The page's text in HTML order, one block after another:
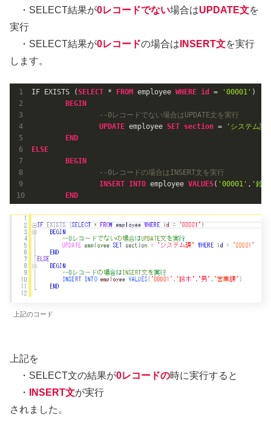
・SELECT結果が0レコードでない場合はUPDATE文を
実行
・SELECT結果が0レコードの場合は INSERT文を実行
します。
IF EXISTS (SELECT * FROM employee WHERE id = '00001' )
BEGIN
--0レコードでない場合はUPDATE文を実行
UPDATE employee SET section =
'システム課'
END
ELSE
BEGIN
--0レコードの場合はINSERT文を実行
INSERT INTO employee VALUES( '00001' , '鈴
END
上記のコード
上記を
・SELECT文の結果が0レコードの時に実行すると
・
INSERT文が実行
されました。